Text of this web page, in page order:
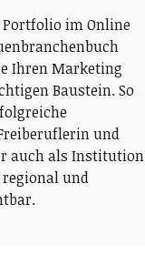
im Online
Ihren Marketing
Baustein. So
und
auch als Institution
und